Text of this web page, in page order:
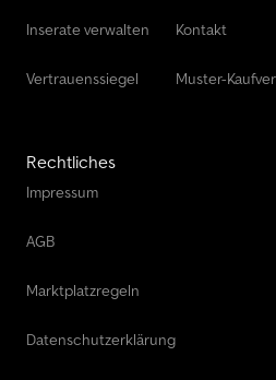
Inserate verwalten
Vertrauenssiegel
Kontakt
Muster-
Rechtliches
Impressum
AGB
Marktplatzregeln
Datenschutzerklärung